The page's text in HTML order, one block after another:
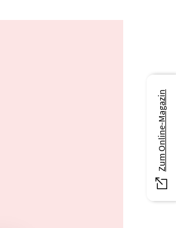
Zum Online-Magazin